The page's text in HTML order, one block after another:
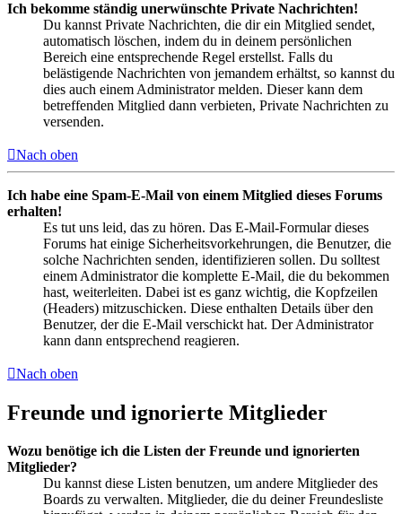
Ich bekomme ständig unerwünschte Private Nachrichten!
Du kannst Private Nachrichten, die dir ein Mitglied sendet,
automatisch löschen, indem du in deinem persönlichen
Bereich eine entsprechende Regel erstellst. Falls du
belästigende Nachrichten von jemandem erhältst, so kannst du
dies auch einem Administrator melden. Dieser kann dem
betreffenden Mitglied dann verbieten, Private Nachrichten zu
versenden.
Nach oben
Ich habe eine Spam-E-Mail von einem Mitglied dieses Forums
erhalten!
Es tut uns leid, das zu hören. Das E-Mail-Formular dieses
Forums hat einige Sicherheitsvorkehrungen, die Benutzer, die
solche Nachrichten senden, identifizieren sollen. Du solltest
einem Administrator die komplette E-Mail, die du bekommen
hast, weiterleiten. Dabei ist es ganz wichtig, die Kopfzeilen
(Headers) mitzuschicken. Diese enthalten Details über den
Benutzer, der die E-Mail verschickt hat. Der Administrator
kann dann entsprechend reagieren.
Nach oben
Freunde und ignorierte Mitglieder
Wozu benötige ich die Listen der Freunde und ignorierten
Mitglieder?
Du kannst diese Listen benutzen, um andere Mitglieder des
Boards zu verwalten. Mitglieder, die du deiner Freundesliste